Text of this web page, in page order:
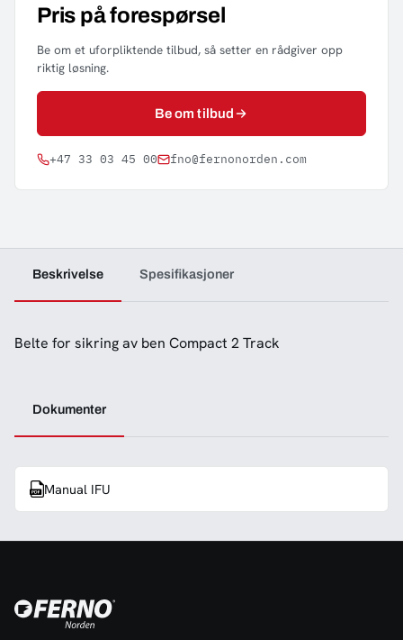
Pris på forespørsel
Be om et uforpliktende tilbud, så setter en rådgiver opp
riktig løsning.
Be om tilbud
+47 33 03 45 00 fno@fernonorden.com
Beskrivelse Spesifikasjoner
Belte for sikring av ben Compact 2 Track
Dokumenter
Manual IFU